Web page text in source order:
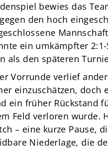
bewies das
den hoch
ein umkämpfter
als den späteren
Vorrunde verlief
einzuschätzen, doch
ein früher Rückstand
Feld verloren wurde.
– eine kurze Pause,
Niederlage, die